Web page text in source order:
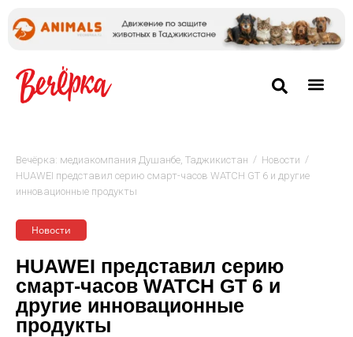
Вечёрка: медиакомпания Душанбе, Таджикистан / Новости /
HUAWEI представил серию смарт-часов WATCH GT 6 и другие
инновационные продукты
Новости
HUAWEI представил серию
смарт-часов WATCH GT 6 и
другие инновационные
продукты